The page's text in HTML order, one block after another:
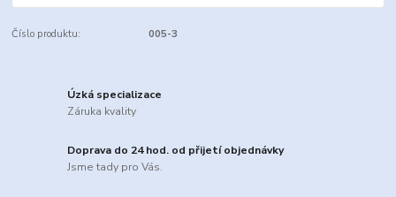
Číslo produktu: 005-3
Úzká specializace
Záruka kvality
Doprava do 24 hod. od přijetí objednávky
Jsme tady pro Vás.